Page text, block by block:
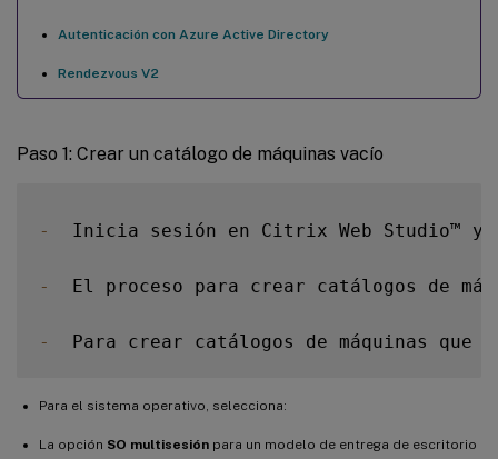
Autenticación con Azure Active Directory
Rendezvous V2
Paso 1: Crear un catálogo de máquinas vacío
-
Inicia sesión en Citrix Web Studio™ y
-
El proceso para crear catálogos de
-
Para crear catálogos de máquinas que
Para el sistema operativo, selecciona:
La opción SO multisesión para un modelo de entrega de escritorio